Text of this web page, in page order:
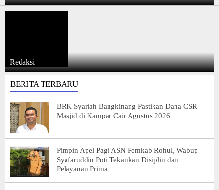
Redaksi
BERITA TERBARU
BRK Syariah Bangkinang Pastikan Dana CSR
Masjid di Kampar Cair Agustus 2026
Pimpin Apel Pagi ASN Pemkab Rohul, Wabup
Syafaruddin Poti Tekankan Disiplin dan
Pelayanan Prima